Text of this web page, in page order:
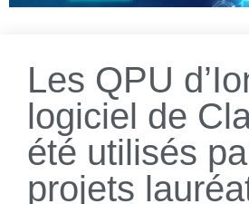
Les QPU
logiciel de
été utilisés
projets